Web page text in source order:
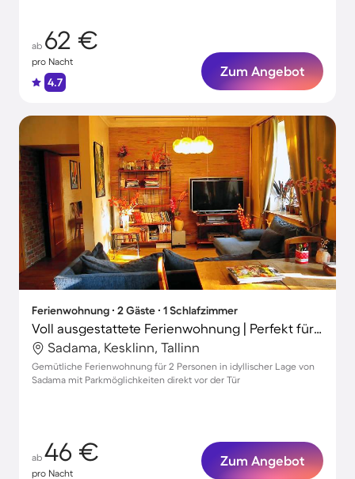
ab 62 €
pro Nacht
4.7
Zum Angebot
Ferienwohnung ∙ 2 Gäste ∙ 1 Schlafzimmer
Voll ausgestattete Ferienwohnung | Perfekt für die Arbeit von Zuhause
Sadama, Kesklinn, Tallinn
Gemütliche Ferienwohnung für 2 Personen in idyllischer Lage von
Sadama mit Parkmöglichkeiten direkt vor der Tür
ab 46 €
pro Nacht
Zum Angebot